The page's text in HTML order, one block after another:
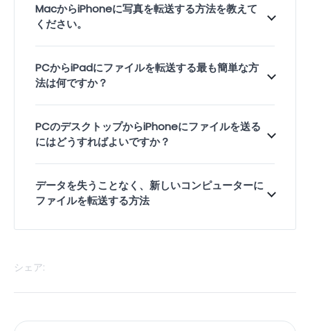
MacからiPhoneに写真を転送する方法を教えて
ください。
PCからiPadにファイルを転送する最も簡単な方
法は何ですか？
PCのデスクトップからiPhoneにファイルを送る
にはどうすればよいですか？
データを失うことなく、新しいコンピューターに
ファイルを転送する方法
シェア: